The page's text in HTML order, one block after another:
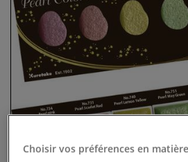
Choisir vos préférences en